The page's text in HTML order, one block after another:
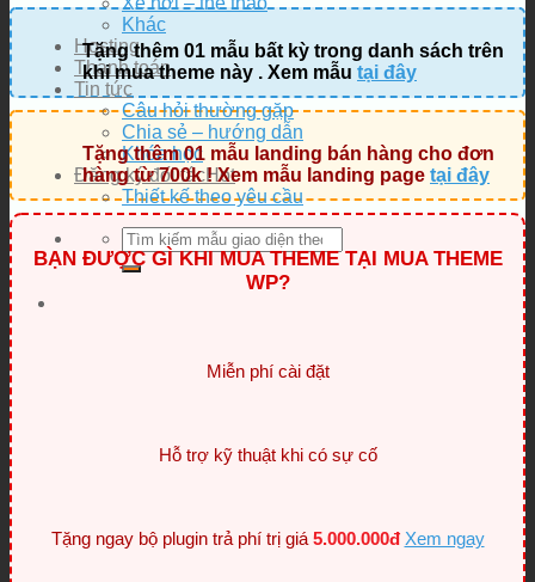
Khác
Hosting
Thanh toán
Tin tức
Câu hỏi thường gặp
Chia sẻ – hướng dẫn
Khóa học
Đăng ký đối tác
Thiết kế theo yêu cầu
Tìm
kiếm:
Tặng thêm 01 mẫu bất kỳ trong danh sách trên
khi mua theme này . Xem mẫu tại đây
Tặng thêm 01 mẫu landing bán hàng cho đơn
hàng từ 700k ! Xem mẫu landing page tại đây
BẠN ĐƯỢC GÌ KHI MUA THEME TẠI MUA THEME
WP?
Miễn phí cài đặt
Hỗ trợ kỹ thuật khi có sự cố
Tặng ngay bộ plugin trả phí trị giá 5.000.000đ Xem ngay